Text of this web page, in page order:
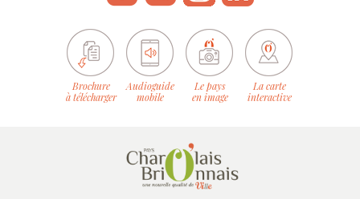
Brochure
à télécharger
Audioguide
mobile
Le pays
en image
La carte
interactive